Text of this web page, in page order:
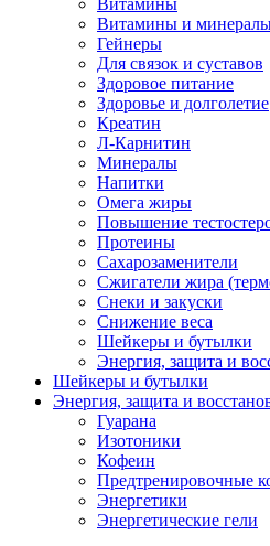
Витамины и
Гейнеры
Для связок и суставов
Здоровое питание
Здоровье и долголетие
Креатин
Л-Карнитин
Минералы
Напитки
Омега жиры
Повышение
Протеины
Сахарозаменители
Сжигатели жира
Снеки и закуски
Снижение веса
Шейкеры и бутылки
Энергия, защита и
Шейкеры и бутылки
Энергия, защита и
Гуарана
Изотоники
Кофеин
Предтренировочные
Энергетики
Энергетические гели